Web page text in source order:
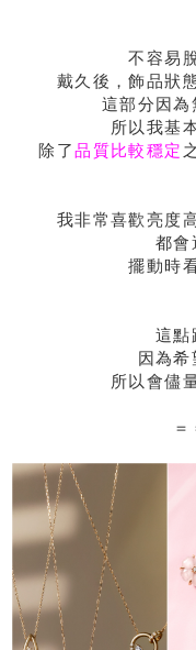
不容易
戴久後，飾品狀
這部分因為
所以我基
除了品質比較穩定
我非常喜歡亮度
都會
擺動時
這點
因為希
所以會儘